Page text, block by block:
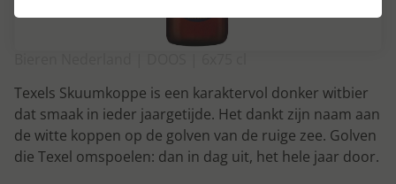
Texels Skuumkoppe is een karaktervol donker witbier
dat smaak in ieder jaargetijde. Het dankt zijn naam aan
de witte koppen op de golven van de ruige zee. Golven
die Texel omspoelen: dan in dag uit, het hele jaar door.